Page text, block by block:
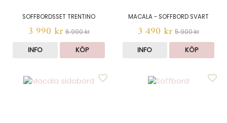
SOFFBORDSSET TRENTINO
3 990 kr 6 990 kr
INFO KÖP
MACALA - SOFFBORD SVART
3 490 kr 5 900 kr
INFO KÖP